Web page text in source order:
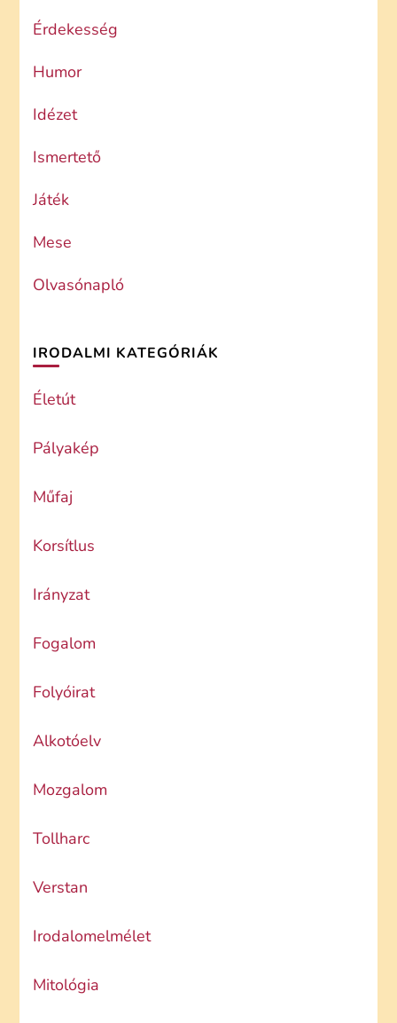
Érdekesség
Humor
Idézet
Ismertető
Játék
Mese
Olvasónapló
IRODALMI KATEGÓRIÁK
Életút
Pályakép
Műfaj
Korsítlus
Irányzat
Fogalom
Folyóirat
Alkotóelv
Mozgalom
Tollharc
Verstan
Irodalomelmélet
Mitológia